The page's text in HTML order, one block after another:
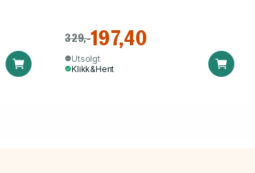
329,-197,40
Utsolgt
Klikk&Hent